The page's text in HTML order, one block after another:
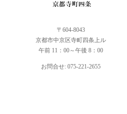
〒604-8043
京都市中京区寺町四条上ル
午前 11：00～午後 8：00
お問合せ: 075-221-2655